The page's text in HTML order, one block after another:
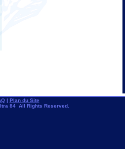
| Plan du Site
84 All Rights Reserved.